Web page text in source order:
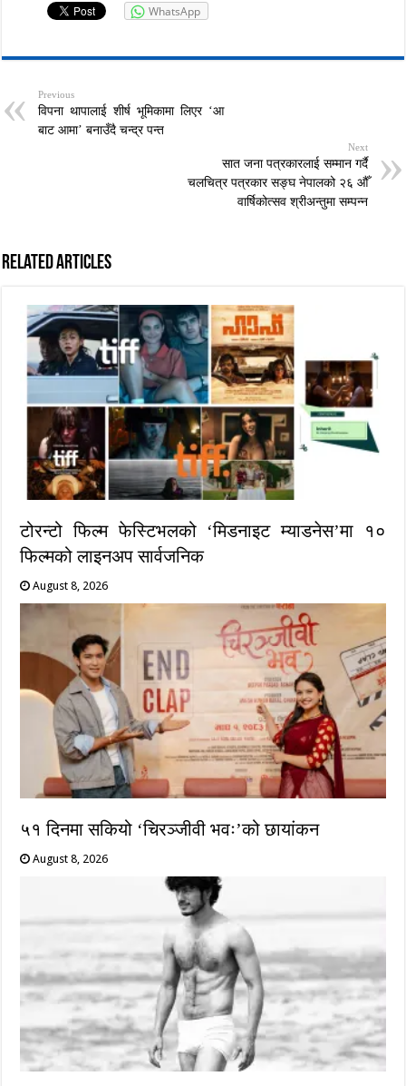
WhatsApp
Previous
विपना थापालाई शीर्ष भूमिकामा लिएर ‘आ
बाट आमा’ बनाउँदै चन्द्र पन्त
Next
सात जना पत्रकारलाई सम्मान गर्दै
चलचित्र पत्रकार सङ्घ नेपालको २६ औँ
वार्षिकोत्सव श्रीअन्तुमा सम्पन्न
Related Articles
टोरन्टो फिल्म फेस्टिभलको ‘मिडनाइट म्याडनेस’मा १०
फिल्मको लाइनअप सार्वजनिक
August 8, 2026
५१ दिनमा सकियो ‘चिरञ्जीवी भवः’को छायांकन
August 8, 2026